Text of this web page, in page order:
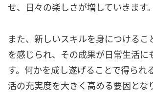
せ、日々の楽しさが増していきます。
また、新しいスキルを身につけるこ
を感じられ、その成果が日常生活に
す。何かを成し遂げることで得られ
活の充実度を大きく高める要因とな